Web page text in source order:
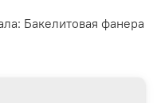
Бакелитовая фанера